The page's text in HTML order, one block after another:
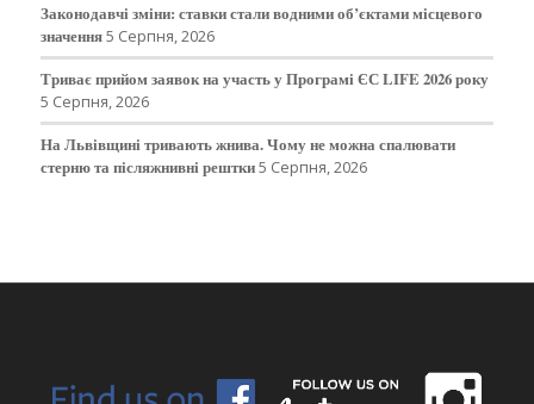
Законодавчі зміни: ставки стали водними об’єктами місцевого
значення5 Серпня, 2026
Триває прийом заявок на участь у Програмі ЄС LIFE 2026 року
5 Серпня, 2026
На Львівщині тривають жнива. Чому не можна спалювати
стерню та післяжнивні рештки5 Серпня, 2026